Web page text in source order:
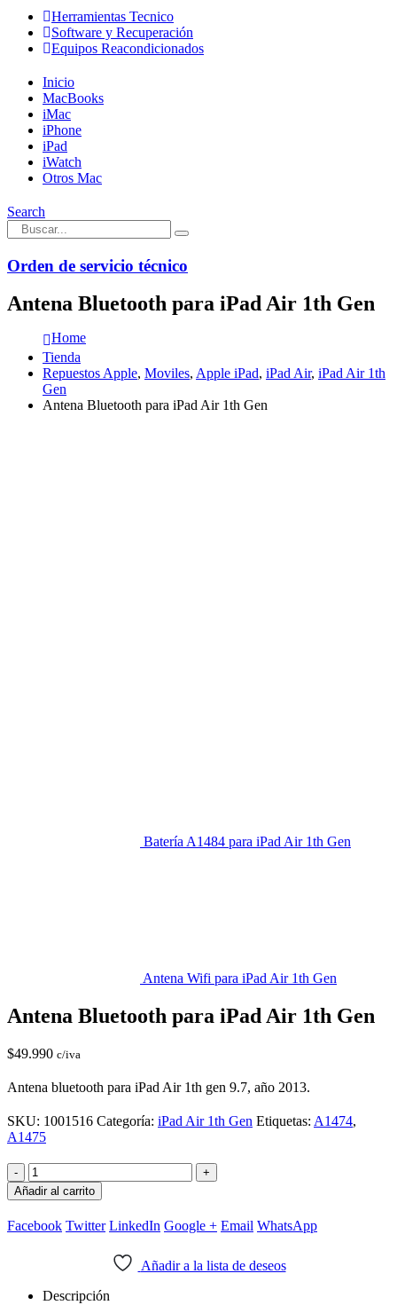
Herramientas Tecnico
Software y Recuperación
Equipos Reacondicionados
Inicio
MacBooks
iMac
iPhone
iPad
iWatch
Otros Mac
Search
Orden de servicio técnico
Antena Bluetooth para iPad Air 1th Gen
Home
Tienda
Repuestos Apple, Moviles, Apple iPad, iPad Air, iPad Air 1th
Gen
Antena Bluetooth para iPad Air 1th Gen
Batería A1484 para iPad Air 1th Gen
Antena Wifi para iPad Air 1th Gen
Antena Bluetooth para iPad Air 1th Gen
$49.990 c/iva
Antena bluetooth para iPad Air 1th gen 9.7, año 2013.
SKU: 1001516 Categoría: iPad Air 1th Gen Etiquetas: A1474,
A1475
-
+
Añadir al carrito
Facebook Twitter LinkedIn Google + Email WhatsApp
Añadir a la lista de deseos
Descripción